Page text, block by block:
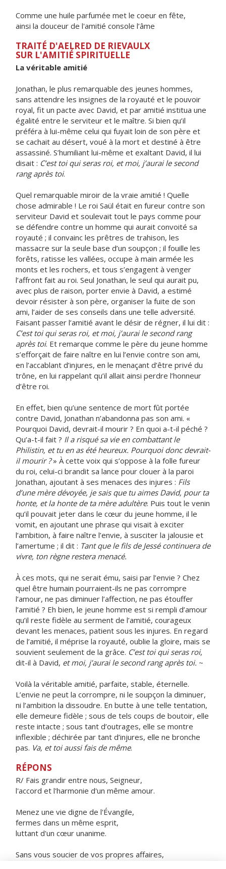
Comme une huile parfumée met le coeur en fête,
ainsi la douceur de l'amitié console l’âme
TRAITÉ D'AELRED DE RIEVAULX
SUR L'AMITIÉ SPIRITUELLE
La véritable amitié
Jonathan, le plus remarquable des jeunes hommes,
sans attendre les insignes de la royauté et le pouvoir
royal, fit un pacte avec David, et par amitié institua une
égalité entre le serviteur et le maître. Si bien qu’il
préféra à lui-même celui qui fuyait loin de son père et
se cachait au désert, voué à la mort et destiné à être
assassiné. S’humiliant lui-même et exaltant David, il lui
disait : C’est toi qui seras roi, et moi, j’aurai le second
rang après toi.
Quel remarquable miroir de la vraie amitié ! Quelle
chose admirable ! Le roi Saül était en fureur contre son
serviteur David et soulevait tout le pays comme pour
se défendre contre un homme qui aurait convoité sa
royauté ; il convainc les prêtres de trahison, les
massacre sur la seule base d’un soupçon ; il fouille les
forêts, ratisse les vallées, occupe à main armée les
monts et les rochers, et tous s’engagent à venger
l’affront fait au roi. Seul Jonathan, le seul qui aurait pu,
avec plus de raison, porter envie à David, a estimé
devoir résister à son père, organiser la fuite de son
ami, l’aider de ses conseils dans une telle adversité.
Faisant passer l’amitié avant le désir de régner, il lui dit :
C’est toi qui seras roi, et moi, j’aurai le second rang
après toi. Et remarque comme le père du jeune homme
s’efforçait de faire naître en lui l’envie contre son ami,
en l’accablant d’injures, en le menaçant d’être privé du
trône, en lui rappelant qu’il allait ainsi perdre l’honneur
d’être roi.
En effet, bien qu’une sentence de mort fût portée
contre David, Jonathan n’abandonna pas son ami. «
Pourquoi David, devrait-il mourir ? En quoi a-t-il péché ?
Qu’a-t-il fait ? Il a risqué sa vie en combattant le
Philistin, et tu en as été heureux. Pourquoi donc devrait-
il mourir ?» À cette voix qui s’oppose à la folle fureur
du roi, celui-ci brandit sa lance pour clouer à la paroi
Jonathan, ajoutant à ses menaces des injures : Fils
d’une mère dévoyée, je sais que tu aimes David, pour ta
honte, et la honte de ta mère adultère. Puis tout le venin
qu’il pouvait jeter dans le cœur du jeune homme, il le
vomit, en ajoutant une phrase qui visait à exciter
l’ambition, à faire naître l’envie, à susciter la jalousie et
l’amertume ; il dit : Tant que le fils de Jessé continuera de
vivre, ton règne restera menacé.
À ces mots, qui ne serait ému, saisi par l’envie ? Chez
quel être humain pourraient-ils ne pas corrompre
l’amour, ne pas diminuer l’affection, ne pas étouffer
l’amitié ? Eh bien, le jeune homme est si rempli d’amour
qu’il reste fidèle au serment de l’amitié, courageux
devant les menaces, patient sous les injures. En regard
de l’amitié, il méprise la royauté, oublie la gloire, mais se
souvient seulement de la grâce. C’est toi qui seras roi,
dit-il à David, et moi, j’aurai le second rang après toi. ~
Voilà la véritable amitié, parfaite, stable, éternelle.
L’envie ne peut la corrompre, ni le soupçon la diminuer,
ni l’ambition la dissoudre. En butte à une telle tentation,
elle demeure fidèle ; sous de tels coups de boutoir, elle
reste intacte ; sous tant d’outrages, elle se montre
inflexible ; déchirée par tant d’injures, elle ne bronche
pas. Va, et toi aussi fais de même.
RÉPONS
R/ Fais grandir entre nous, Seigneur,
l'accord et l'harmonie d'un même amour.
Menez une vie digne de l'Évangile,
fermes dans un même esprit,
luttant d'un cœur unanime.
Sans vous soucier de vos propres affaires,